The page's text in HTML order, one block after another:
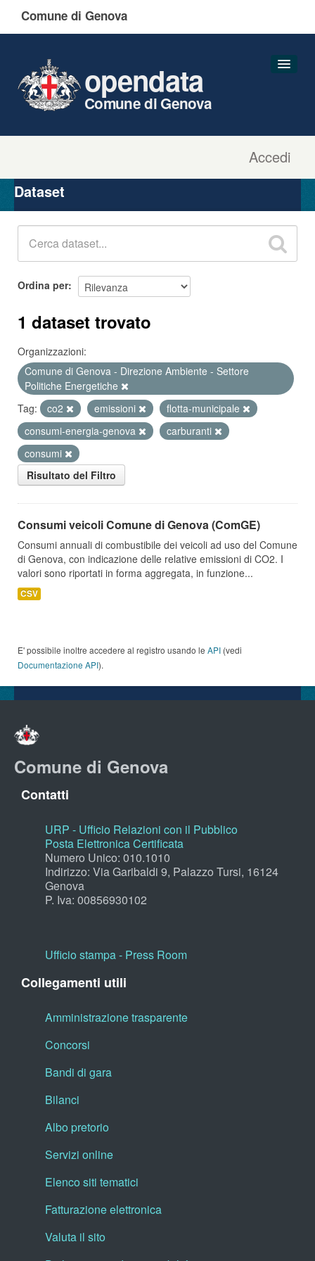
Comune di Genova
Accedi
opendata
Comune di Genova
Organizzazioni
Gruppi
Dataset
Ordina per
1 dataset trovato
Organizzazioni:
Comune di Genova - Direzione Ambiente - Settore
Politiche Energetiche
Tag:
co2 emissioni
flotta-municipale
consumi-energia-genova
carburanti
consumi
Risultato del Filtro
Consumi veicoli Comune di Genova (ComGE)
Consumi annuali di combustibile dei veicoli ad uso del Comune
di Genova, con indicazione delle relative emissioni di CO2. I
valori sono riportati in forma aggregata, in funzione...
CSV
E' possibile inoltre accedere al registro usando le API (vedi
Documentazione API).
Comune di Genova
Contatti
URP - Ufficio Relazioni con il Pubblico
Posta Elettronica Certificata
Numero Unico: 010.1010
Indirizzo: Via Garibaldi 9, Palazzo Tursi, 16124
Genova
P. Iva: 00856930102
Ufficio stampa - Press Room
Collegamenti utili
Amministrazione trasparente
Concorsi
Bandi di gara
Bilanci
Albo pretorio
Servizi online
Elenco siti tematici
Fatturazione elettronica
Valuta il sito